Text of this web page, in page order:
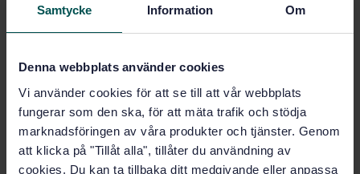
Samtycke Information Om
Denna webbplats använder cookies
Vi använder cookies för att se till att vår webbplats
fungerar som den ska, för att mäta trafik och stödja
marknadsföringen av våra produkter och tjänster. Genom
att klicka på "Tillåt alla", tillåter du användning av
cookies. Du kan ta tillbaka ditt medgivande eller anpassa
STANDARD
SVENSK STANDARD
Prenumerera på standarden - Läs mer
Pris: 1 250 SEK
PDF
Lägg i varukorgen